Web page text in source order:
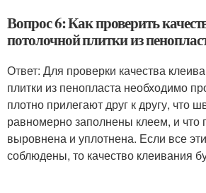
Вопрос 6: Как проверить
потолочной плитки из
Ответ: Для проверки качества
плитки из пенопласта необходимо
плотно прилегают друг к другу, что
равномерно заполнены клеем, и что
выровнена и уплотнена. Если все
соблюдены, то качество клеивания